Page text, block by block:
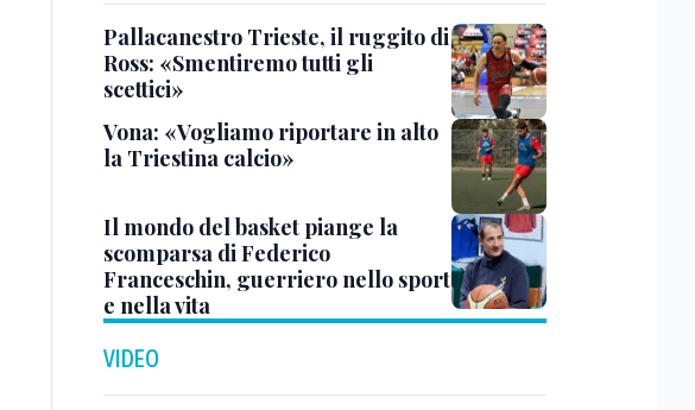
Pallacanestro Trieste, il ruggito di
Ross: «Smentiremo tutti gli
scettici»
Vona: «Vogliamo riportare in alto
la Triestina calcio»
Il mondo del basket piange la
scomparsa di Federico
Franceschin, guerriero nello sport
e nella vita
VIDEO